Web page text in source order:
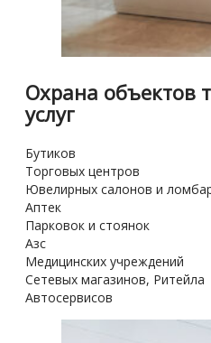
Охрана объектов
услуг
Бутиков
Торговых центров
Ювелирных салонов и
Аптек
Парковок и стоянок
Азс
Медицинских учреждений
Сетевых магазинов, Ритейла
Автосервисов